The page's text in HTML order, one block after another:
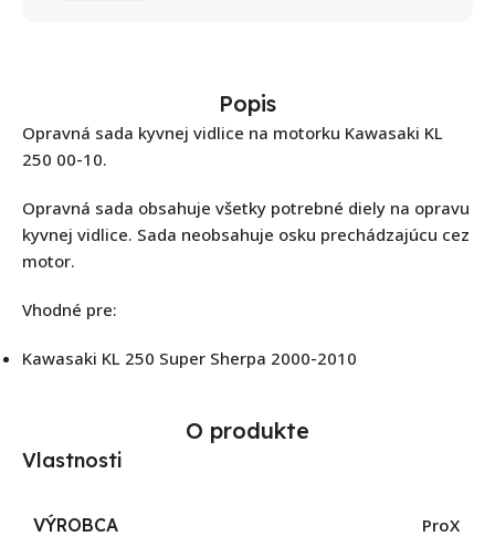
Popis
Opravná sada kyvnej vidlice na motorku Kawasaki KL
250 00-10.
Opravná sada obsahuje všetky potrebné diely na opravu
kyvnej vidlice. Sada neobsahuje osku prechádzajúcu cez
motor.
Vhodné pre:
Kawasaki KL 250 Super Sherpa 2000-2010
O produkte
Vlastnosti
VÝROBCA ProX